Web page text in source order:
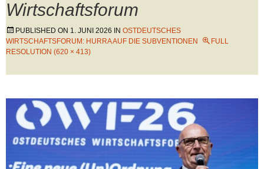
Wirtschaftsforum
PUBLISHED ON 1. JUNI 2026 IN OSTDEUTSCHES
WIRTSCHAFTSFORUM: HURRA AUF DIE SUBVENTIONEN
FULL
RESOLUTION (620 × 413)